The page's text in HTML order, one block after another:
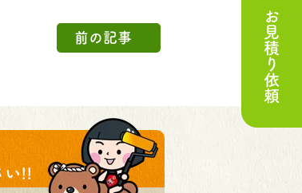
お見積り依頼
前の記事
い!!